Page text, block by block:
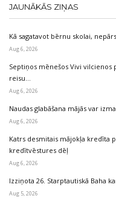
JAUNĀKĀS ZIŅAS
Kā sagatavot bērnu skolai,
Aug 6, 2026
Septiņos mēnešos Vivi vilcienos
reisu…
Aug 6, 2026
Naudas glabāšana mājās var
Aug 6, 2026
Katrs desmitais mājokļa kredīta
kredītvēstures dēļ
Aug 6, 2026
Izziņota 26. Starptautiskā Baha
Aug 5, 2026